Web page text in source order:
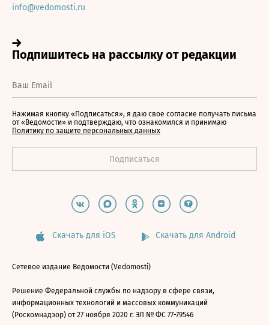
info@vedomosti.ru
Нажимая кнопку «Подписаться», я даю свое согласие получать письма
от «Ведомости» и подтверждаю, что ознакомился и принимаю
Политику по защите персональных данных
Скачать для iOS Скачать для Android
Сетевое издание Ведомости (Vedomosti)
Решение Федеральной службы по надзору в сфере связи,
информационных технологий и массовых коммуникаций
(Роскомнадзор) от 27 ноября 2020 г. ЭЛ № ФС 77-79546